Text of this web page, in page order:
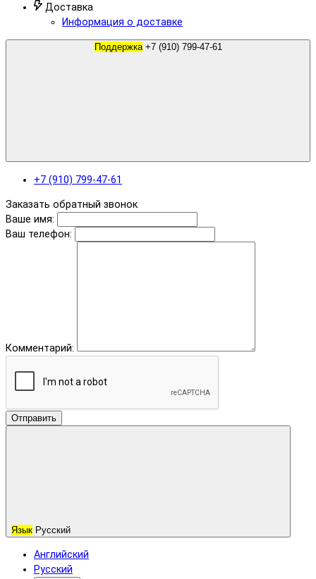
Доставка
Информация о доставке
Поддержка +7 (910) 799-47-61
+7 (910) 799-47-61
Заказать обратный звонок
Ваше имя:
Ваш телефон:
Комментарий:
Отправить
Язык Русский
Английский
Русский